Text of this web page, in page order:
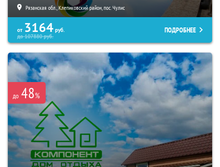
Рязанская обл., Клепиковский район, пос. Чулис
от 3164 руб.
до107880руб.
ПОДРОБНЕЕ
до 48%